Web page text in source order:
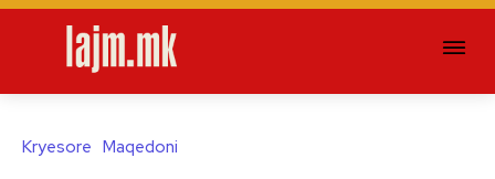
Kryesore Maqedoni